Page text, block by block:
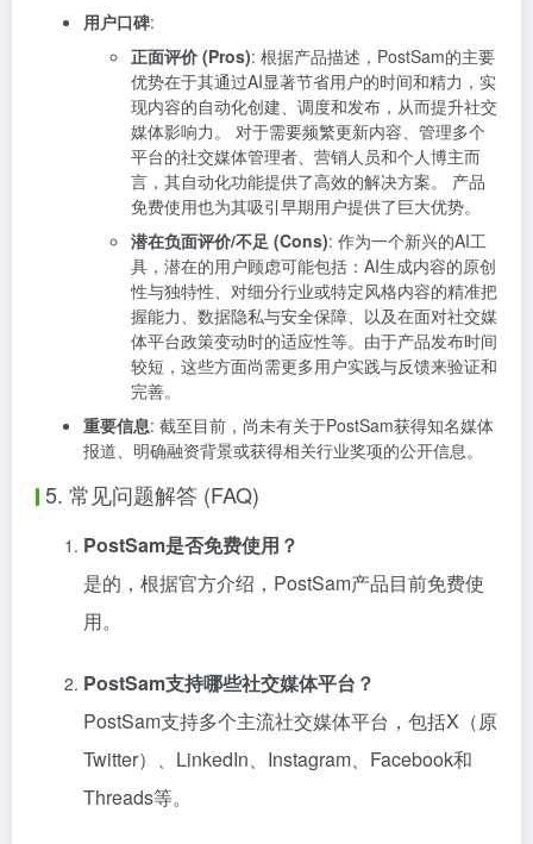
用户口碑:
正面评价 (Pros): 根据产品描述，PostSam的主要
优势在于其通过AI显著节省用户的时间和精力，实
现内容的自动化创建、调度和发布，从而提升社交
媒体影响力。 对于需要频繁更新内容、管理多个
平台的社交媒体管理者、营销人员和个人博主而
言，其自动化功能提供了高效的解决方案。 产品
免费使用也为其吸引早期用户提供了巨大优势。
潜在负面评价/不足 (Cons): 作为一个新兴的AI工
具，潜在的用户顾虑可能包括：AI生成内容的原创
性与独特性、对细分行业或特定风格内容的精准把
握能力、数据隐私与安全保障、以及在面对社交媒
体平台政策变动时的适应性等。由于产品发布时间
较短，这些方面尚需更多用户实践与反馈来验证和
完善。
重要信息: 截至目前，尚未有关于PostSam获得知名媒体
报道、明确融资背景或获得相关行业奖项的公开信息。
5. 常见问题解答 (FAQ)
PostSam是否免费使用？
是的，根据官方介绍，PostSam产品目前免费使
用。
PostSam支持哪些社交媒体平台？
PostSam支持多个主流社交媒体平台，包括X（原
Twitter）、LinkedIn、Instagram、Facebook和
Threads等。